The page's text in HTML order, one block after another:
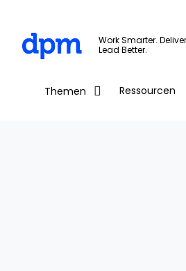
Skip to main content
Work Smarter.
Lead Better.
Themen Ressourcen